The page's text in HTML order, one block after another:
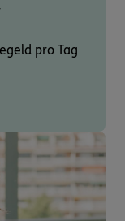
pro Tag